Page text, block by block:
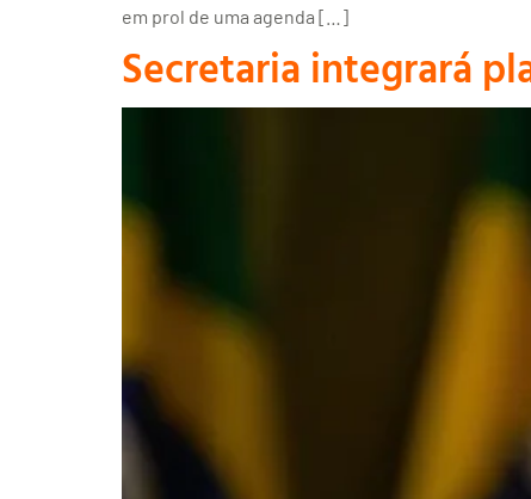
em prol de uma agenda […]
Secretaria integrará